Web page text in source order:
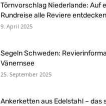
Törnvorschlag Niederlande: Auf
Rundreise alle Reviere entdecken
9. April 2025
Segeln Schweden:
Vänernsee
25. September 2025
Ankerketten aus Edelstahl – das